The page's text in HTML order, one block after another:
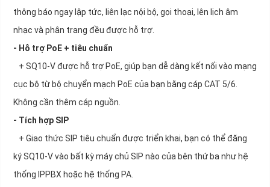
thông báo ngay lập tức, liên lạc nội bộ, gọi thoại, lên lịch âm
nhạc và phân trang đều được hỗ trợ.
- Hỗ trợ PoE + tiêu chuẩn
+ SQ10-V được hỗ trợ PoE, giúp bạn dễ dàng kết nối vào mạng
cục bộ từ bộ chuyển mạch PoE của bạn bằng cáp CAT 5/6.
Không cần thêm cáp nguồn.
- Tích hợp SIP
+ Giao thức SIP tiêu chuẩn được triển khai, bạn có thể đăng
ký SQ10-V vào bất kỳ máy chủ SIP nào của bên thứ ba như hệ
thống IPPBX hoặc hệ thống PA.